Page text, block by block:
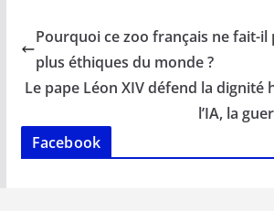
b
o
o
k
l s
A
p
e
dI
n
y
n
k
Pourquoi ce zoo français ne fait-il
plus éthiques du monde ?
Le pape Léon XIV défend la dignité
l’IA, la
Facebook